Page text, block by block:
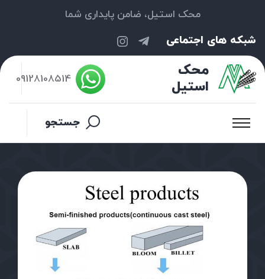
محک استیل، ضامن پایداری شما
شبکه های اجتماعی
محک
استیل
09128108514
جستجو